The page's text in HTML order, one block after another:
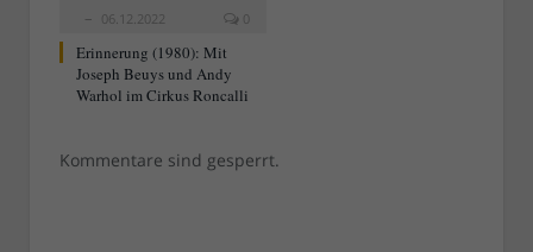
06.12.2022
0
Erinnerung (1980): Mit
Joseph Beuys und Andy
Warhol im Cirkus Roncalli
Kommentare sind gesperrt.